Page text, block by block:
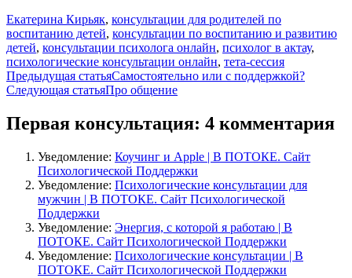
Екатерина Кирьяк, консультации для родителей по
воспитанию детей, консультации по воспитанию и развитию
детей, консультации психолога онлайн, психолог в актау,
психологические консультации онлайн, тета-сессия
Навигация
по
записям
Предыдущая статьяСамостоятельно или с поддержкой?
Следующая статьяПро общение
Первая консультация: 4 комментария
Уведомление: Коучинг и Apple | В ПОТОКЕ. Сайт
Психологической Поддержки
Уведомление: Психологические консультации для
мужчин | В ПОТОКЕ. Сайт Психологической
Поддержки
Уведомление: Энергия, с которой я работаю | В
ПОТОКЕ. Сайт Психологической Поддержки
Уведомление: Психологические консультации | В
ПОТОКЕ. Сайт Психологической Поддержки